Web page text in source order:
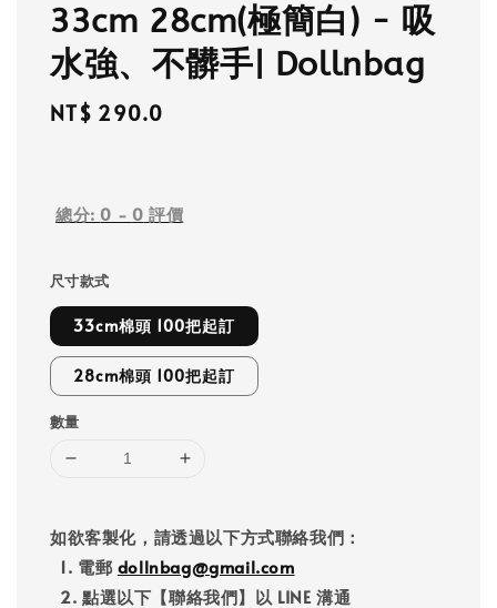
33cm 28cm(極簡白) - 吸
水強、不髒手| Dollnbag
Regular
NT$ 290.0
總分: 0 - 0 評價
尺寸款式
33cm棉頭 100把起訂
28cm棉頭 100把起訂
數量
如欲客製化，請透過以下方式聯絡我們：
1. 電郵 dollnbag@gmail.com
2. 點選以下【聯絡我們】以 LINE 溝通